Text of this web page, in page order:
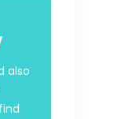
also